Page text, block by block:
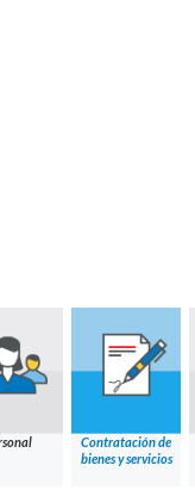
Contratación de
bienes y servicios